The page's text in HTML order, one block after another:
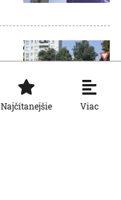
Najčítanejšie Viac